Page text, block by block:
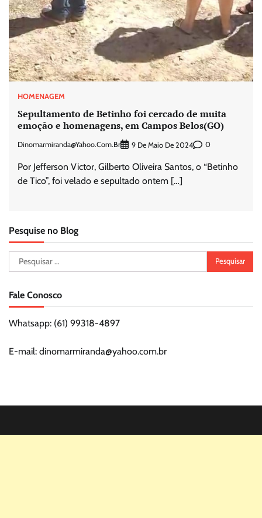
HOMENAGEM
Sepultamento de Betinho foi cercado de muita
emoção e homenagens, em Campos Belos(GO)
Dinomarmiranda@yahoo.com.br 9 De Maio De 2024 0
Por Jefferson Victor, Gilberto Oliveira Santos, o “Betinho
de Tico”, foi velado e sepultado ontem […]
Pesquise no Blog
Pesquisar
por:
Fale Conosco
Whatsapp: (61) 99318-4897
E-mail: dinomarmiranda@yahoo.com.br